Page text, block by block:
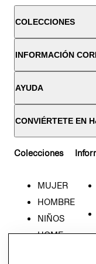
COLECCIONES
INFORMACIÓN
AYUDA
CONVIÉRTETE EN
Colecciones
MUJER
HOMBRE
NIÑOS
HOME